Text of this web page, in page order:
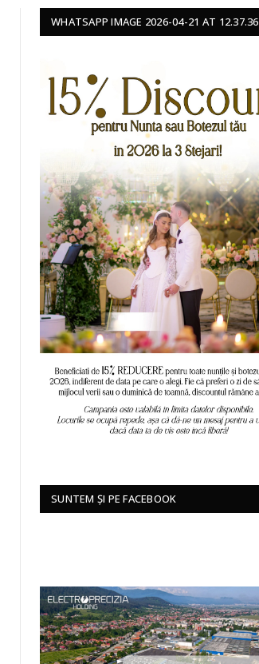
WHATSAPP IMAGE 2026-04-21 AT 12.37.36
SUNTEM ȘI PE FACEBOOK